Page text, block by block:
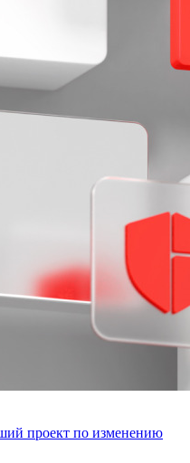
проект по изменению